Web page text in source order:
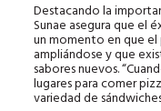
Destacando la
Sunae asegura que el
un momento en que
ampliándose y que
sabores nuevos.
lugares para comer
variedad de